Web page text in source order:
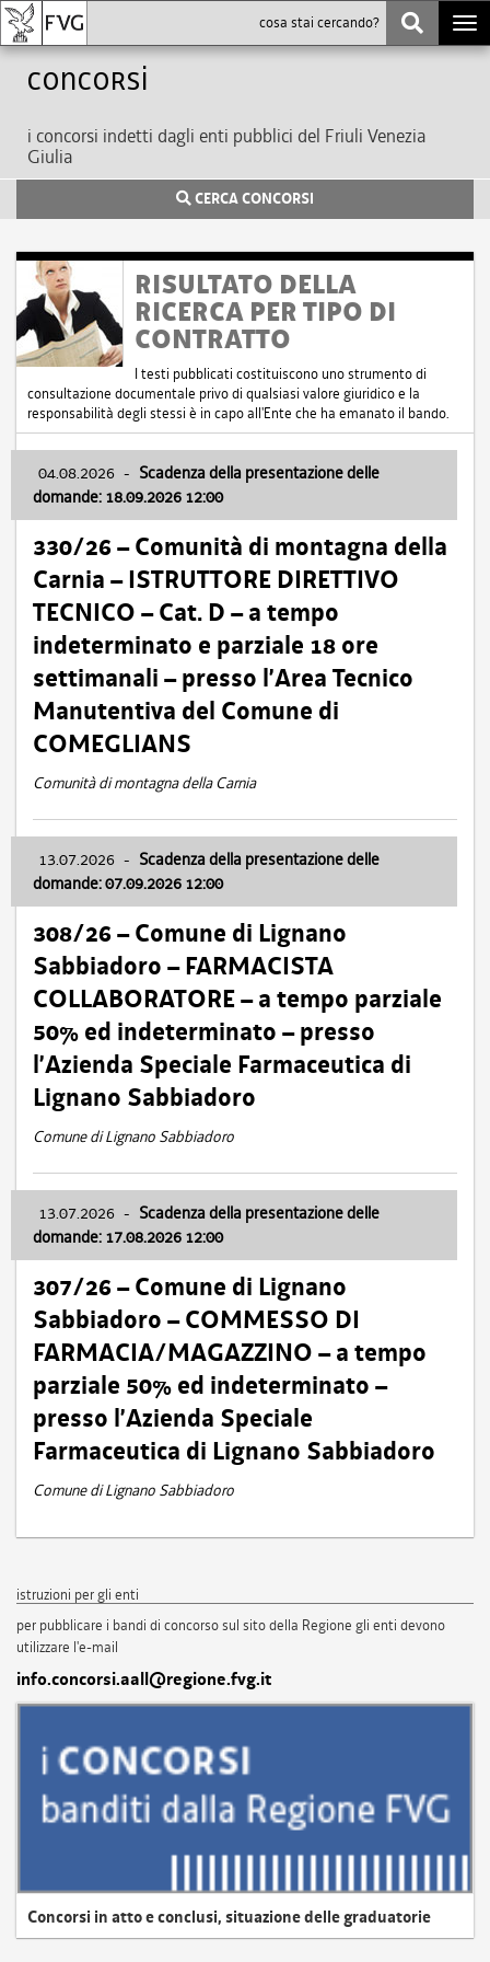
Concorsi
i concorsi indetti dagli enti pubblici del Friuli Venezia
Giulia
CERCA CONCORSI
RISULTATO DELLA
RICERCA PER TIPO DI
CONTRATTO
I testi pubblicati costituiscono uno strumento di
consultazione documentale privo di qualsiasi valore giuridico e la
responsabilità degli stessi è in capo all'Ente che ha emanato il bando.
04.08.2026 - Scadenza della presentazione delle
domande: 18.09.2026 12:00
330/26 – Comunità di montagna della
Carnia – ISTRUTTORE DIRETTIVO
TECNICO – Cat. D – a tempo
indeterminato e parziale 18 ore
settimanali – presso l’Area Tecnico
Manutentiva del Comune di
COMEGLIANS
Comunità di montagna della Carnia
13.07.2026 - Scadenza della presentazione delle
domande: 07.09.2026 12:00
308/26 – Comune di Lignano
Sabbiadoro – FARMACISTA
COLLABORATORE – a tempo parziale
50% ed indeterminato – presso
l’Azienda Speciale Farmaceutica di
Lignano Sabbiadoro
Comune di Lignano Sabbiadoro
13.07.2026 - Scadenza della presentazione delle
domande: 17.08.2026 12:00
307/26 – Comune di Lignano
Sabbiadoro – COMMESSO DI
FARMACIA/MAGAZZINO – a tempo
parziale 50% ed indeterminato –
presso l’Azienda Speciale
Farmaceutica di Lignano Sabbiadoro
Comune di Lignano Sabbiadoro
istruzioni per gli enti
per pubblicare i bandi di concorso sul sito della Regione gli enti devono
utilizzare l'e-mail
info.concorsi.aall@regione.fvg.it
Concorsi in atto e conclusi, situazione delle graduatorie